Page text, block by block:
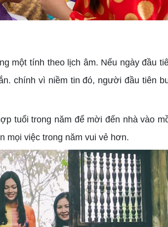
một tính theo lịch âm. Nếu ngày đầu
chính vì niềm tin đó, người đầu tiên
tuổi trong năm để mời đến nhà vào
mọi việc trong năm vui vẻ hơn.